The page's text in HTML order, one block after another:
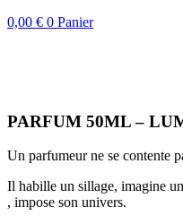
0,00 € 0 Panier
PARFUM 50ML –
Un parfumeur ne se contente
Il habille un sillage, imagine
, impose son univers.